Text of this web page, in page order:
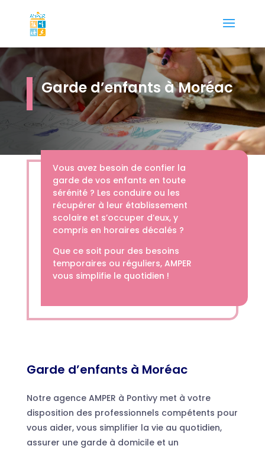
Garde d’enfants à Moréac
Vous avez besoin de confier la
garde de vos enfants en toute
sérénité ? Les conduire ou les
récupérer à leur établissement
scolaire et s’occuper d’eux, y
compris en horaires décalés ?
Que ce soit pour des besoins
temporaires ou réguliers, AMPER
vous simplifie le quotidien !
Garde d’enfants à Moréac
Notre agence AMPER à Pontivy met à votre
disposition des professionnels compétents pour
vous aider, vous simplifier la vie au quotidien,
assurer une garde à domicile et un